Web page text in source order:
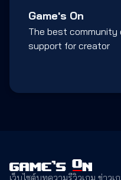
Game's On
The best community
support for creator
เว็บไซต์บทความรีวิวเกม ข่าว